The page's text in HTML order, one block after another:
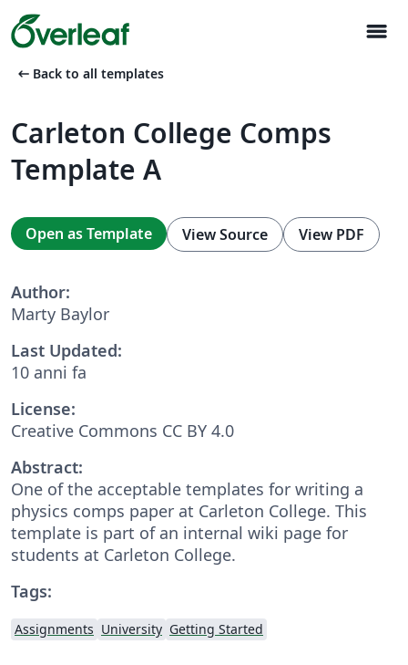
menu
arrow_left_alt Back to all templates
Carleton College Comps
Template A
Open as Template View Source View PDF
Author:
Marty Baylor
Last Updated:
10 anni fa
License:
Creative Commons CC BY 4.0
Abstract:
One of the acceptable templates for writing a
physics comps paper at Carleton College. This
template is part of an internal wiki page for
students at Carleton College.
Tags:
Assignments University Getting Started